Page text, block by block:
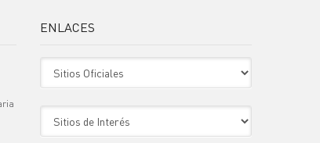
ENLACES